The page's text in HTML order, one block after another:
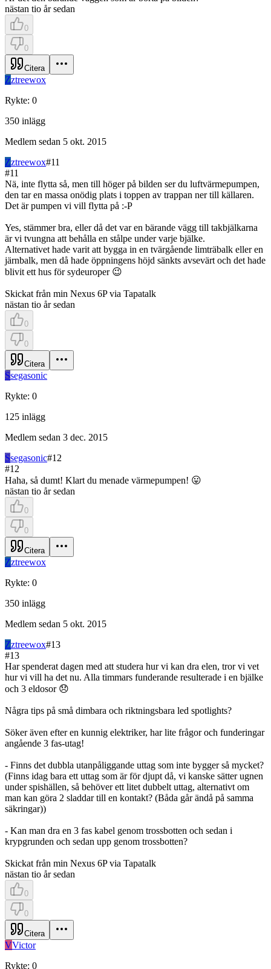
nästan tio år sedan
0
0
Citera
Zztreewox
Rykte: 0
350 inlägg
Medlem sedan 5 okt. 2015
Zztreewox#11
#11
Nä, inte flytta så, men till höger på bilden ser du luftvärmepumpen,
den tar en massa onödig plats i toppen av trappan ner till källaren.
Det är pumpen vi vill flytta på :-P
Yes, stämmer bra, eller då det var en bärande vägg till takbjälkarna
är vi tvungna att behålla en stålpe under varje bjälke.
Alternativet hade varit att bygga in en tvärgående limträbalk eller en
järnbalk, men då hade öppningens höjd sänkts avsevärt och det hade
blivit ett hus för sydeuroper 😉
Skickat från min Nexus 6P via Tapatalk
nästan tio år sedan
0
0
Citera
Ssegasonic
Rykte: 0
125 inlägg
Medlem sedan 3 dec. 2015
Ssegasonic#12
#12
Haha, så dumt! Klart du menade värmepumpen! 😛
nästan tio år sedan
0
0
Citera
Zztreewox
Rykte: 0
350 inlägg
Medlem sedan 5 okt. 2015
Zztreewox#13
#13
Har spenderat dagen med att studera hur vi kan dra elen, tror vi vet
hur vi vill ha det nu. Alla timmars funderande resulterade i en bjälke
och 3 eldosor 😞
Några tips på små dimbara och riktningsbara led spotlights?
Söker även efter en kunnig elektriker, har lite frågor och funderingar
angående 3 fas-utag!
- Finns det dubbla utanpåliggande uttag som inte bygger så mycket?
(Finns idag bara ett uttag som är för djupt då, vi kanske sätter ugnen
under spishällen, så behöver ett litet dubbelt uttag, alternativt om
man kan göra 2 sladdar till en kontakt? (Båda går ändå på samma
säkringar))
- Kan man dra en 3 fas kabel genom trossbotten och sedan i
krypgrunden och sedan upp genom trossbotten?
Skickat från min Nexus 6P via Tapatalk
nästan tio år sedan
0
0
Citera
VVictor
Rykte: 0